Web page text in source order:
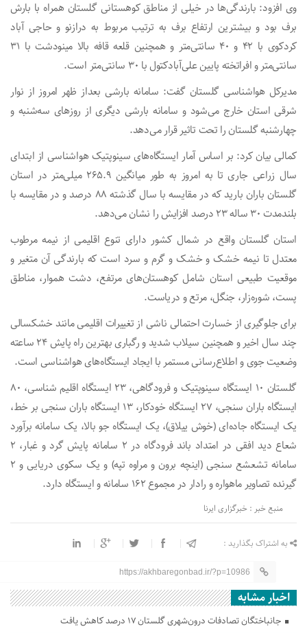
وی افزود: بارندگی‌ها در خیلی از مناطق کوهستانی گلستان همراه با بارش
برف بود و بیشترین ارتفاع برف به ترتیب مربوط به درازنو و حاجی آباد
کردکوی با ۴۲ و ۴۰ سانتی‌متر و همچنین قلعه قافه بالا مینودشت با ۳۱
سانتی‌متر و افراتخته پایین علی‌آبادکتول با ۳۰ سانتی‌متر است.
مدیرکل هواشناسی گلستان گفت: سامانه بارشی بعداز ظهر امروز از نوار
شرقی استان خارج می‌شود و سامانه بارشی دیگری از روزهای سه‌شنبه و
چهارشنبه گلستان را تحت تاثیر قرار می‌دهد.
کمالی بیان کرد: بر اساس آمار ایستگاه‌های سینوپتیک هواشناسی از ابتدای
سال زراعی جاری تا به امروز به طور میانگین ۲۶۵.۹ میلی‌متر در استان
گلستان باران بارید که در مقایسه با سال گذشته ۸۸ درصد و در مقایسه با
بلندمدت ۳۰ ساله ۲۳ درصد افزایش را نشان می‌دهد.
استان گلستان واقع در شمال کشور دارای تنوع اقلیمی از نیمه مرطوب
معتدل تا نیمه خشک و خشک و گرم و سرد است که بارندگی آن متغیر و
موقعیت طبیعی استان شامل کوهستان‌های مرتفع، دشت هموار، مناطق
پست، شوره‌زار، جنگل، مرتع و دریاست.
برای جلوگیری از خسارت احتمالی ناشی از تغییرات اقلیمی مانند خشکسالی
چند سال اخیر و همچنین سیلاب شدید و رگباری بهترین راه پایش ۲۴ ساعته
وضعیت جوی و اطلاع‌رسانی مستمر با ایجاد ایستگاه‌های هواشناسی است.
گلستان ۱۰ ایستگاه سینوپتیک و فرودگاهی، ۲۳ ایستگاه اقلیم شناسی، ۸۰
ایستگاه باران سنجی، ۲۷ ایستگاه خودکار، ۱۳ ایستگاه باران سنجی بر خط،
یک ایستگاه جاده‌ای (خوش ییلاق)، یک ایستگاه جو بالا، یک سامانه برآورد
شعاع دید افقی در امتداد باند فرودگاه در ۲ سامانه پایش گرد و غبار، ۲
سامانه تشعشع سنجی (اینچه برون و مراوه تپه) و یک سکوی دریایی و ۲
گیرنده تصاویر ماهواره و رادار در مجموع ۱۶۲ سامانه و ایستگاه دارد.
منبع خبر : خبرگزاری ایرنا
به اشتراک بگذارید :
https://akhbaregonbad.ir/?p=10986
اخبار مشابه
جانباختگان تصادفات درون‌شهری گلستان ۱۷ درصد کاهش یافت